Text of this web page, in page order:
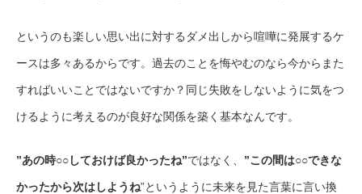
というのも楽しい思い出に対するダメ出しから喧嘩に発展するケ
ースは多々あるからです。過去のことを悔やむのなら今からまた
すればいいことではないですか？同じ失敗をしないように気をつ
けるように考えるのが良好な関係を築く基本なんです。
”あの時○○しておけば良かったね”ではなく、 ”この間は○○できな
かったから次はしようね”というように未来を見た言葉に言い換